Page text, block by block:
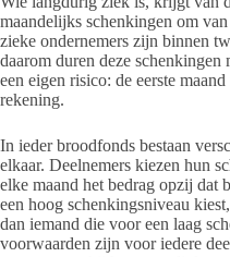
maandelijks schenkingen om
zieke ondernemers zijn binnen
daarom duren deze
een eigen risico: de eerste
rekening.
In ieder broodfonds bestaan
elkaar. Deelnemers kiezen hun
elke maand het bedrag opzij dat
een hoog schenkingsniveau
dan iemand die voor een laag
voorwaarden zijn voor iedere